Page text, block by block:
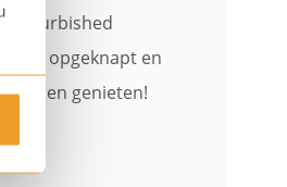
refurbished
opgeknapt en
jaren genieten!